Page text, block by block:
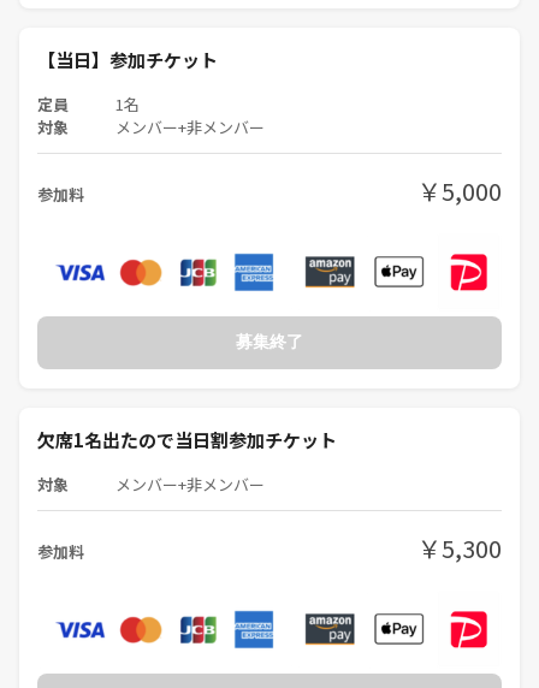
【当日】参加チケット
定員 1名
対象 メンバー+非メンバー
参加料 ￥5,000
募集終了
欠席1名出たので当日割参加チケット
対象 メンバー+非メンバー
参加料 ￥5,300